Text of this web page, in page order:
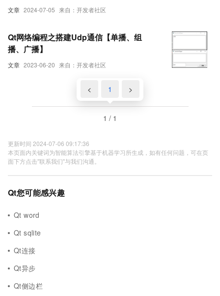
文章 2024-07-05 来自：开发者社区
文章 2023-06-20 来自：开发者社区
Qt网络编程之搭建Udp通信【单播、组
播、广播】
< 1 >
1 / 1
更新时间 2024-07-06 09:17:36
本页面内关键词为智能算法引擎基于机器学习所生成，如有任何问题，可在页
面下方点击"联系我们"与我们沟通。
Qt您可能感兴趣
Qt word
Qt sqlite
Qt连接
Qt异步
Qt侧边栏